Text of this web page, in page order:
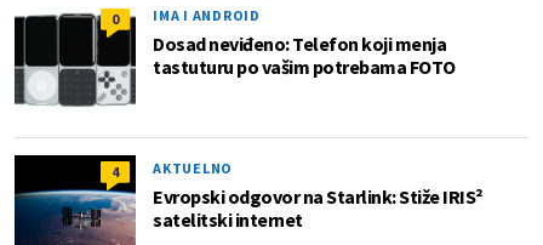
0 IMA I ANDROID
Dosad neviđeno: Telefon koji menja
tastuturu po vašim potrebama FOTO
4 AKTUELNO
Evropski odgovor na Starlink: Stiže IRIS²
satelitski internet